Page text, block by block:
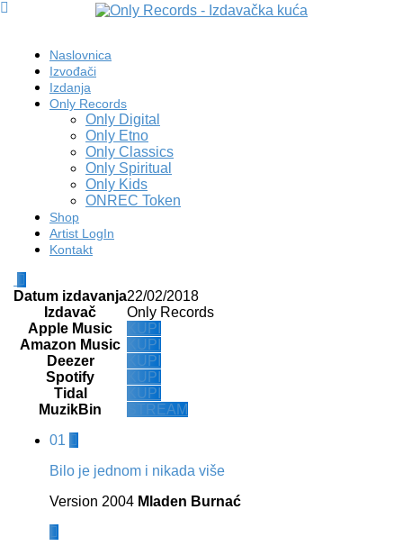
Naslovnica
Izvođači
Izdanja
Only Records
Only Digital
Only Etno
Only Classics
Only Spiritual
Only Kids
ONREC Token
Shop
Artist LogIn
Kontakt
Datum izdavanja22/02/2018
Izdavač
Only Records
Apple Music
KUPI
Amazon Music
KUPI
Deezer
KUPI
Spotify
KUPI
Tidal
KUPI
MuzikBin
STREAM
01
Bilo je jednom i nikada više
Version 2004 Mladen Burnać